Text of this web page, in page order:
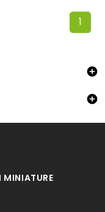
1


MINIATURE